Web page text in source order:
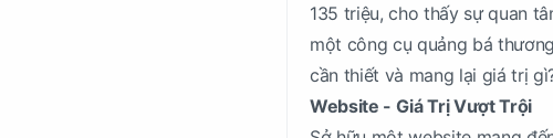
135 triệu, cho thấy sự quan
một công cụ quảng bá
cần thiết và mang lại giá trị
Website - Giá Trị Vượt Trội